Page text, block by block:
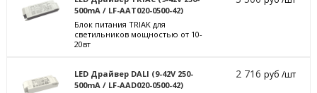
500mA / LF-AAT020-0500-42)
Блок питания TRIAK для
светильников мощностью от 10-
20вт
LED Драйвер DALI (9-42V 250-
500mA / LF-AAD020-0500-42)
2 716руб /шт